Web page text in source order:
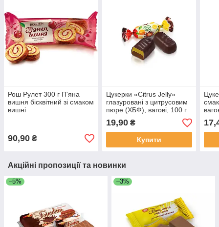
Рош Рулет 300 г П'яна
вишня бісквітний зі смаком
вишні
90,90 ₴
Цукерки «Citrus Jelly»
глазуровані з цитрусовим
пюре (ХБФ), вагові, 100 г
19,90₴
Купити
Акційні пропозиції та новинки
–5% –3%